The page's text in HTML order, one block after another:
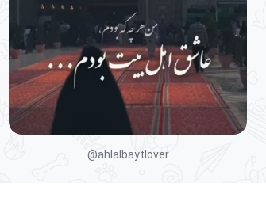
@ahlalbaytlover